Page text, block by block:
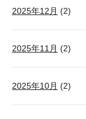
2025年12月 (2)
2025年11月 (2)
2025年10月 (2)